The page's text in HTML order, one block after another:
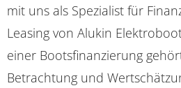
mit uns als Spezialist für
Leasing von Alukin
einer Bootsfinanzierung
Betrachtung und